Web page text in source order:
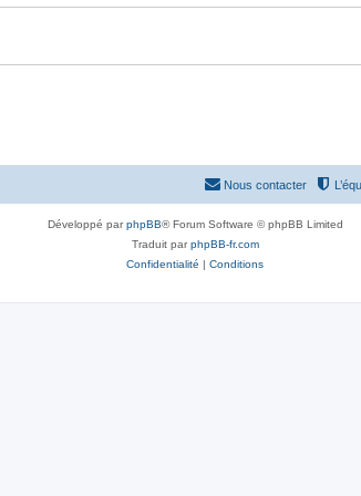
Nous contacter
Développé parphpBB® Forum Software © phpBB Limited
Traduit parphpBB-fr.com
Confidentialité | Conditions